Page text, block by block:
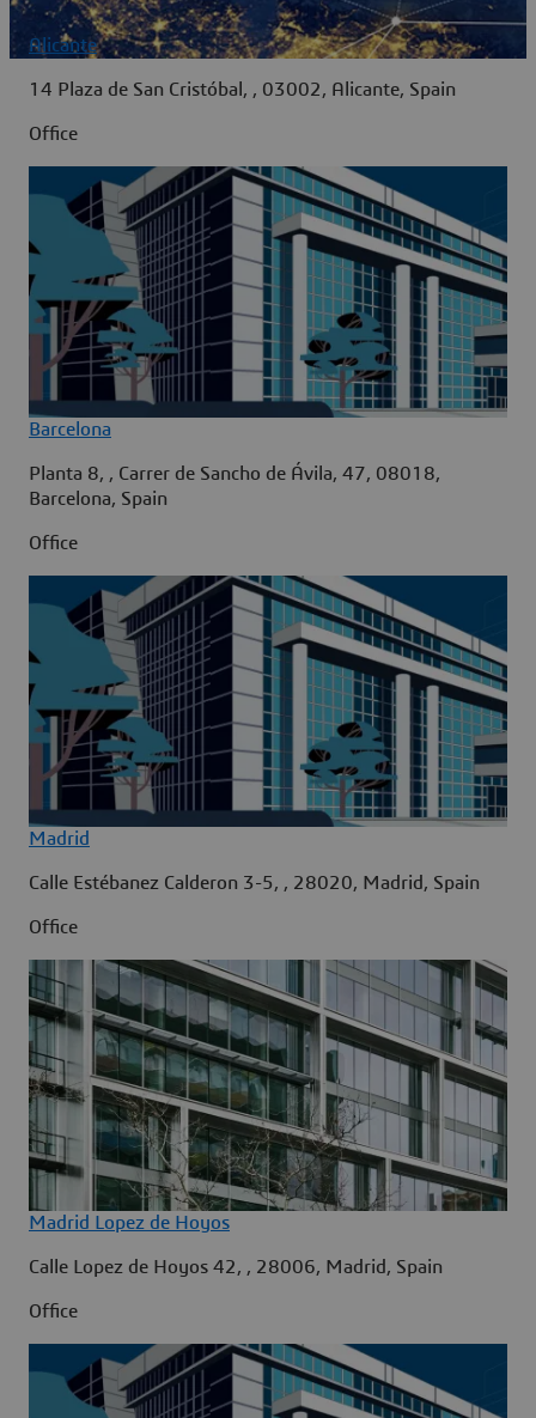
Alicante
14 Plaza de San Cristóbal, , 03002, Alicante, Spain
Office
Barcelona
Planta 8, , Carrer de Sancho de Ávila, 47, 08018,
Barcelona, Spain
Office
Madrid
Calle Estébanez Calderon 3-5, , 28020, Madrid, Spain
Office
Madrid Lopez de Hoyos
Calle Lopez de Hoyos 42, , 28006, Madrid, Spain
Office